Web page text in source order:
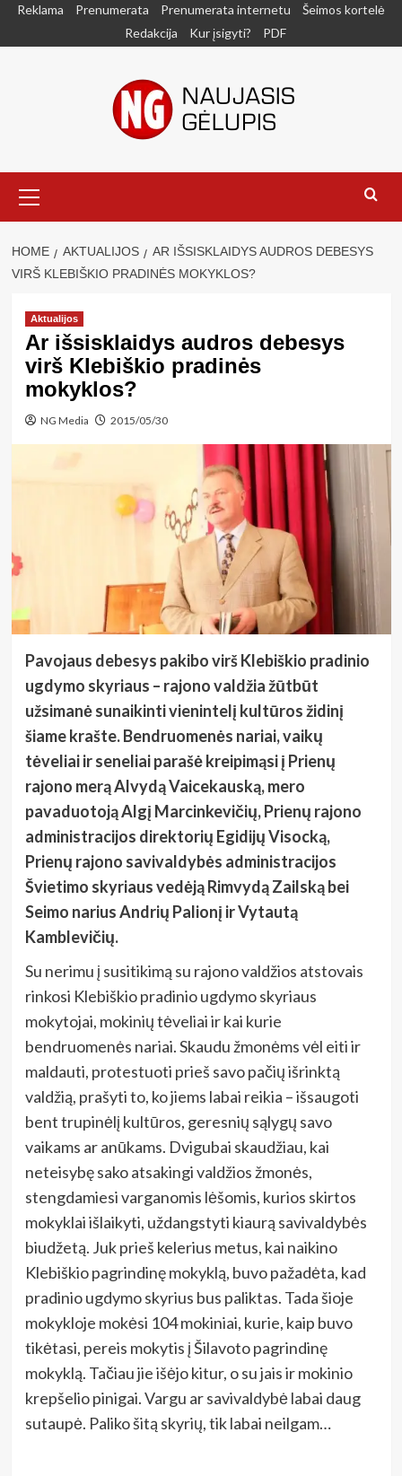
SkipReklama Prenumerata Prenumerata internetu
Šeimos kortelė
Redakcija
Kur įsigyti? PDF
Menu
HOME AKTUALIJOS
AR IŠSISKLAIDYS AUDROS DEBESYS
VIRŠ KLEBIŠKIO PRADINĖS MOKYKLOS?
Aktualijos
Ar išsisklaidys audros debesys
virš Klebiškio pradinės
mokyklos?
NG Media 2015/05/30
Pavojaus debesys pakibo virš Klebiškio pradinio
ugdymo skyriaus – rajono valdžia žūtbūt
užsimanė sunaikinti vienintelį kultūros židinį
šiame krašte. Bendruomenės nariai, vaikų
tėveliai ir seneliai parašė kreipimąsi į Prienų
rajono merą Alvydą Vaicekauską, mero
pavaduotoją Algį Marcinkevičių, Prienų rajono
administracijos direktorių Egidijų Visocką,
Prienų rajono savivaldybės administracijos
Švietimo skyriaus vedėją Rimvydą Zailską bei
Seimo narius Andrių Palionį ir Vytautą
Kamblevičių.
Su nerimu į susitikimą su rajono valdžios atstovais
rinkosi Klebiškio pradinio ugdymo skyriaus
mokytojai, mokinių tėveliai ir kai kurie
bendruomenės nariai. Skaudu žmonėms vėl eiti ir
maldauti, protestuoti prieš savo pačių išrinktą
valdžią, prašyti to, ko jiems labai reikia – išsaugoti
bent trupinėlį kultūros, geresnių sąlygų savo
vaikams ar anūkams. Dvigubai skaudžiau, kai
neteisybę sako atsakingi valdžios žmonės,
stengdamiesi varganomis lėšomis, kurios skirtos
mokyklai išlaikyti, uždangstyti kiaurą savivaldybės
biudžetą. Juk prieš kelerius metus, kai naikino
Klebiškio pagrindinę mokyklą, buvo pažadėta, kad
pradinio ugdymo skyrius bus paliktas. Tada šioje
mokykloje mokėsi 104 mokiniai, kurie, kaip buvo
tikėtasi, pereis mokytis į Šilavoto pagrindinę
mokyklą. Tačiau jie išėjo kitur, o su jais ir mokinio
krepšelio pinigai. Vargu ar savivaldybė labai daug
sutaupė. Paliko šitą skyrių, tik labai neilgam…